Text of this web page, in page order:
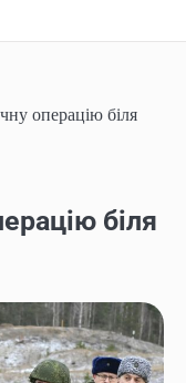
операцію біля
біля